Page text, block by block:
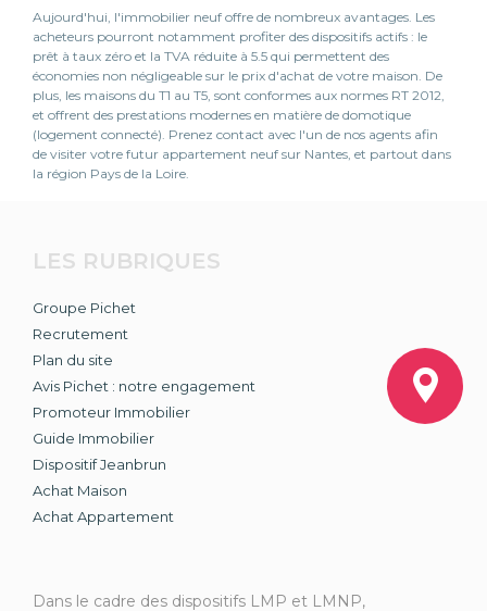
Aujourd'hui, l'immobilier neuf offre de nombreux avantages. Les
acheteurs pourront notamment profiter des dispositifs actifs : le
prêt à taux zéro et la TVA réduite à 5.5 qui permettent des
économies non négligeable sur le prix d'achat de votre maison. De
plus, les maisons du T1 au T5, sont conformes aux normes RT 2012,
et offrent des prestations modernes en matière de domotique
(logement connecté). Prenez contact avec l'un de nos agents afin
de visiter votre futur appartement neuf sur Nantes, et partout dans
la région Pays de la Loire.
LES RUBRIQUES
Groupe Pichet
Recrutement
Plan du site
Avis Pichet : notre engagement
Promoteur Immobilier
Guide Immobilier
Dispositif Jeanbrun
Achat Maison
Achat Appartement
Dans le cadre des dispositifs LMP et LMNP,